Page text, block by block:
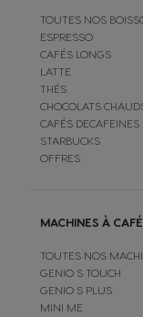
TOUTES NOS
ESPRESSO
CAFÉS LONGS
LATTE
THÉS
CHOCOLATS
CAFÉS DECAFEINES
STARBUCKS
OFFRES
MACHINES À
TOUTES NOS
GENIO S TOUCH
GENIO S PLUS
MINI ME